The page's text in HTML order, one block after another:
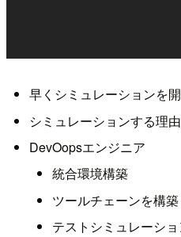
早くシミュレーションを
シミュレーションする理
DevOopsエンジニア
統合環境構築
ツールチェーンを構築
テストシミュレーシ